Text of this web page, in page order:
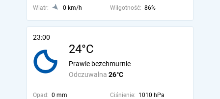
Wiatr:
0 km/h Wilgotność: 86%
23:00
24°C
Odczuwalna 26°C
Prawie bezchmurnie
Opad: 0 mm Ciśnienie: 1010 hPa